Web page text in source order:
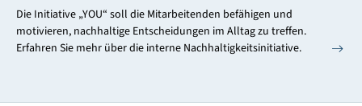
Die Initiative „YOU“ soll die Mitarbeitenden befähigen und
motivieren, nachhaltige Entscheidungen im Alltag zu treffen.
Erfahren Sie mehr über die interne Nachhaltigkeitsinitiative.